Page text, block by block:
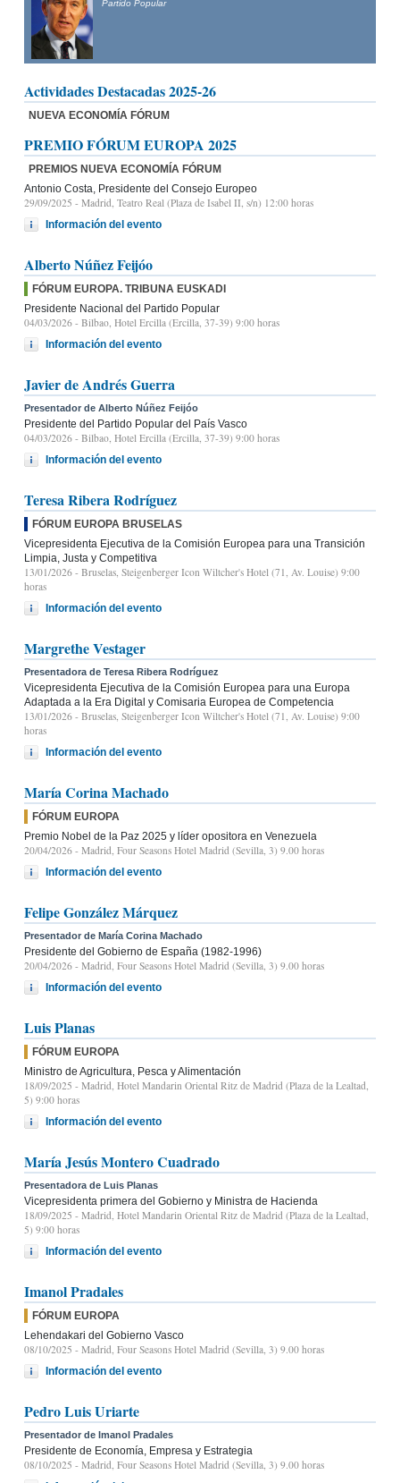
Partido Popular
Actividades Destacadas 2025-26
NUEVA ECONOMÍA FÓRUM
PREMIO FÓRUM EUROPA 2025
PREMIOS NUEVA ECONOMÍA FÓRUM
Antonio Costa, Presidente del Consejo Europeo
29/09/2025 - Madrid, Teatro Real (Plaza de Isabel II, s/n) 12:00 horas
Información del evento
Alberto Núñez Feijóo
FÓRUM EUROPA. TRIBUNA EUSKADI
Presidente Nacional del Partido Popular
04/03/2026 - Bilbao, Hotel Ercilla (Ercilla, 37-39) 9:00 horas
Información del evento
Javier de Andrés Guerra
Presentador de Alberto Núñez Feijóo
Presidente del Partido Popular del País Vasco
04/03/2026 - Bilbao, Hotel Ercilla (Ercilla, 37-39) 9:00 horas
Información del evento
Teresa Ribera Rodríguez
FÓRUM EUROPA BRUSELAS
Vicepresidenta Ejecutiva de la Comisión Europea para una Transición
Limpia, Justa y Competitiva
13/01/2026 - Bruselas, Steigenberger Icon Wiltcher's Hotel (71, Av. Louise) 9:00
horas
Información del evento
Margrethe Vestager
Presentadora de Teresa Ribera Rodríguez
Vicepresidenta Ejecutiva de la Comisión Europea para una Europa
Adaptada a la Era Digital y Comisaria Europea de Competencia
13/01/2026 - Bruselas, Steigenberger Icon Wiltcher's Hotel (71, Av. Louise) 9:00
horas
Información del evento
María Corina Machado
FÓRUM EUROPA
Premio Nobel de la Paz 2025 y líder opositora en Venezuela
20/04/2026 - Madrid, Four Seasons Hotel Madrid (Sevilla, 3) 9.00 horas
Información del evento
Felipe González Márquez
Presentador de María Corina Machado
Presidente del Gobierno de España (1982-1996)
20/04/2026 - Madrid, Four Seasons Hotel Madrid (Sevilla, 3) 9.00 horas
Información del evento
Luis Planas
FÓRUM EUROPA
Ministro de Agricultura, Pesca y Alimentación
18/09/2025 - Madrid, Hotel Mandarin Oriental Ritz de Madrid (Plaza de la Lealtad,
5) 9:00 horas
Información del evento
María Jesús Montero Cuadrado
Presentadora de Luis Planas
Vicepresidenta primera del Gobierno y Ministra de Hacienda
18/09/2025 - Madrid, Hotel Mandarin Oriental Ritz de Madrid (Plaza de la Lealtad,
5) 9:00 horas
Información del evento
Imanol Pradales
FÓRUM EUROPA
Lehendakari del Gobierno Vasco
08/10/2025 - Madrid, Four Seasons Hotel Madrid (Sevilla, 3) 9.00 horas
Información del evento
Pedro Luis Uriarte
Presentador de Imanol Pradales
Presidente de Economía, Empresa y Estrategia
08/10/2025 - Madrid, Four Seasons Hotel Madrid (Sevilla, 3) 9.00 horas